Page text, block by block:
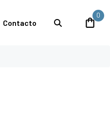
Contacto
0